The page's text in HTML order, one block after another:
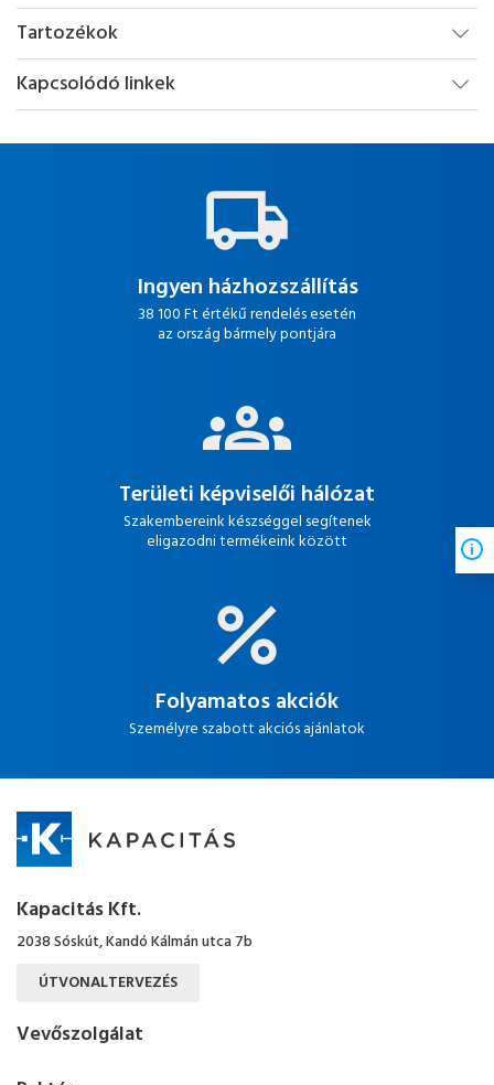
Tartozékok
Kapcsolódó linkek
Ingyen házhozszállítás
38 100 Ft értékű rendelés esetén
az ország bármely pontjára
Területi képviselői hálózat
Szakembereink készséggel segítenek
eligazodni termékeink között
Folyamatos akciók
Személyre szabott akciós ajánlatok
Kapacitás Kft.
2038 Sóskút, Kandó Kálmán utca 7b
ÚTVONALTERVEZÉS
Vevőszolgálat